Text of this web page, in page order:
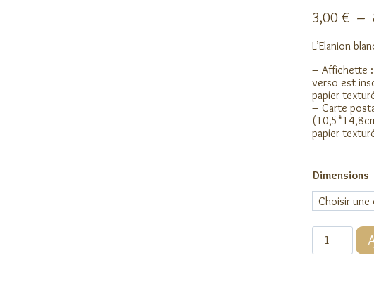
3,00 € –
L’Elanion
– Affichette
verso est
papier
– Carte
papier
Dimensions
quantité
L'Elanion